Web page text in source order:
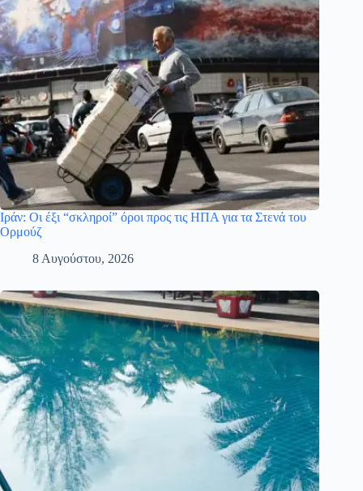
Ιράν: Οι έξι “σκληροί” όροι προς τις ΗΠΑ για τα Στενά του
Ορμούζ
8 Αυγούστου, 2026